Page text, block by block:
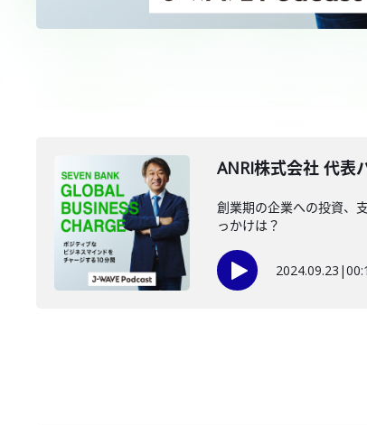
ANRI株式会社 代表
創業期の企業への投資、
っかけは？
2024.09.23 |